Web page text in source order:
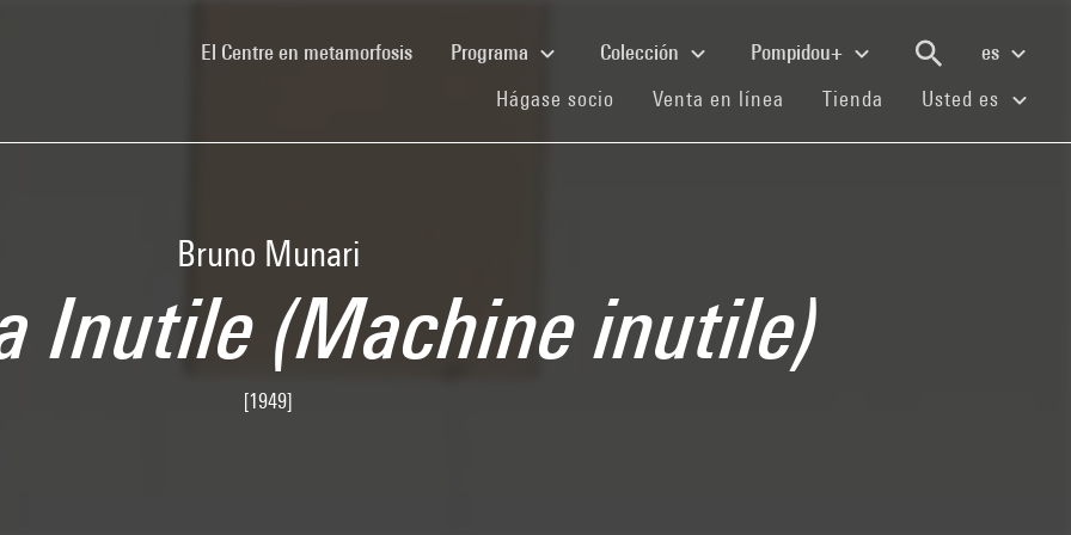
El Centre en metamorfosis(current)Programa Colección Pompidou+
es
Hágase socio (current)
Venta en línea (current)
Tienda (current)
Usted es
Bruno Munari
Inutile (Machine inutile)
[1949]